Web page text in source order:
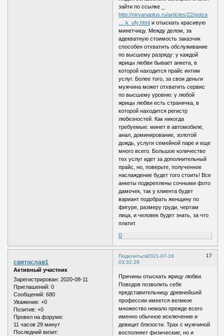
зайти по ссылке _
http://nirvanaplus.ru/articles/22/polza
… k_ufy.html и отыскать красивую
минетчицу. Между делом, за
адекватную стоимость заказчик
способен отхватить обслуживание
по высшему разряду: у каждой
жрицы любви бывает анкета, в
которой находится прайс интим
услуг. Более того, за свои деньги
мужчина может отхватить сервис
по высшему уровню: у любой
жрицы любви есть страничка, в
которой находится регистр
любезностей. Как никогда
требуемые: минет в автомобиле,
анал, доминирование, золотой
дождь, услуги семейной паре и еще
много всего. Большое количество
тех услуг идет за дополнительный
прайс, но, поверьте, полученное
наслаждение будет того стоить! Все
анкеты подкреплены сочными фото
дамочек, так у клиента будет
вариант подобрать женщину по
фигуре, размеру груди, чертам
лица, и человек будет знать, за что
платит.
0
Поделиться 17
2021-07-16
03:32:29
святослав1
Активный участник
Зарегистрирован: 2020-08-11
Приглашений: 0
Сообщений: 680
Уважение: +0
Позитив: +0
Провел на форуме:
11 часов 29 минут
Последний визит:
Причины отыскать жрицу любви.
Поводов позволить себе
представительницу древнейшей
профессии имеется великое
множество немало прежде всего
именно обычное исключение и
девицит близости. Трах с мужчиной
восполняет физические, но и